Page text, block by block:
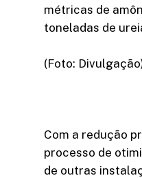
métricas de
toneladas de
(Foto:
Com a redução
processo de
de outras